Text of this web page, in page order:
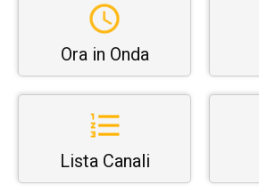
Ora in Onda
Lista Canali